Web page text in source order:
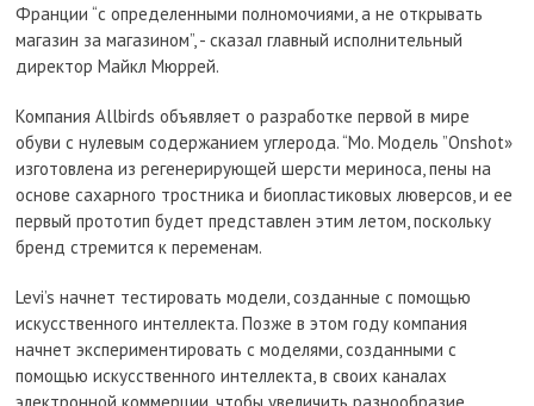
Франции “с определенными полномочиями, а не открывать
магазин за магазином”, - сказал главный исполнительный
директор Майкл Мюррей.
Компания Allbirds объявляет о разработке первой в мире
обуви с нулевым содержанием углерода. “Mo. Модель ”Onshot»
изготовлена из регенерирующей шерсти мериноса, пены на
основе сахарного тростника и биопластиковых люверсов, и ее
первый прототип будет представлен этим летом, поскольку
бренд стремится к переменам.
Levi’s начнет тестировать модели, созданные с помощью
искусственного интеллекта. Позже в этом году компания
начнет экспериментировать с моделями, созданными с
помощью искусственного интеллекта, в своих каналах